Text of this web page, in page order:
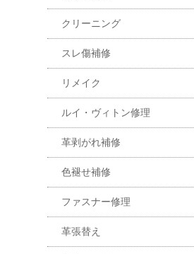
クリーニング
スレ傷補修
リメイク
ルイ・ヴィトン修理
革剥がれ補修
色褪せ補修
ファスナー修理
革張替え